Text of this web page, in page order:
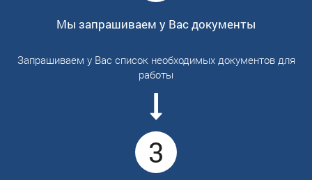
Мы запрашиваем у Вас документы
Запрашиваем у Вас список необходимых документов для
работы
3